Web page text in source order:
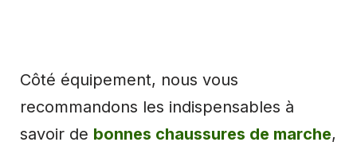
Côté équipement, nous vous
recommandons les indispensables à
savoir de bonnes chaussures de marche,